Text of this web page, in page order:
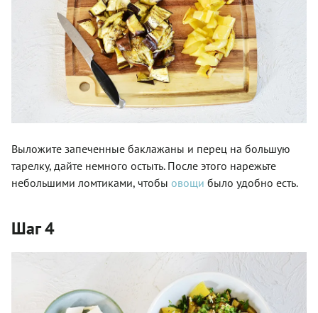
Выложите запеченные баклажаны и перец на большую
тарелку, дайте немного остыть. После этого нарежьте
небольшими ломтиками, чтобы овощи было удобно есть.
Шаг 4